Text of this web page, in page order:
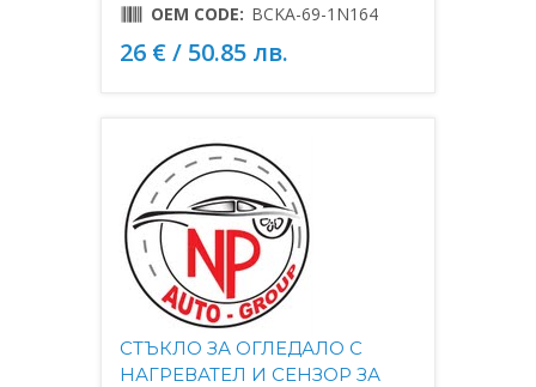
OEM CODE: BCKA-69-1N164
26 € / 50.85 лв.
СТЪКЛО ЗА ОГЛЕДАЛО С
НАГРЕВАТЕЛ И СЕНЗОР ЗА